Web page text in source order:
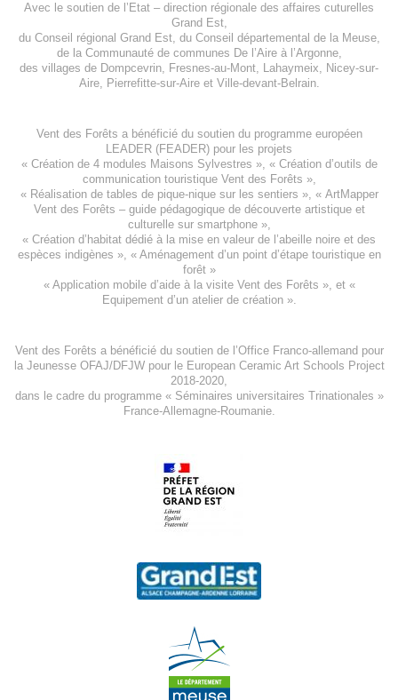
Avec le soutien de l’ Etat – direction régionale des affaires cuturelles
Grand Est,
du Conseil régional Grand Est, du Conseil départemental de la Meuse,
de la Communauté de communes De l’Aire à l’Argonne,
des villages de Dompcevrin, Fresnes-au-Mont, Lahaymeix, Nicey-sur-
Aire, Pierrefitte-sur-Aireet Ville-devant-Belrain.
Vent des Forêts a bénéficié du soutien du programme européen
LEADER (FEADER) pour les projets
« Création de 4 modules Maisons Sylvestres », « Création d’outils de
communication touristique Vent des Forêts »,
« Réalisation de tables de pique-nique sur les sentiers », « ArtMapper
Vent des Forêts – guide pédagogique de découverte artistique et
culturelle sur smartphone »,
« Création d’habitat dédié à la mise en valeur de l’abeille noire et des
espèces indigènes », « Aménagement d’un point d’étape touristique en
forêt»
« Application mobile d’aide à la visite Vent des Forêts », et «
Equipement d’un atelier de création».
Vent des Forêts a bénéficié du soutien de l’Office Franco-allemand pour
la Jeunesse OFAJ/DFJWpour leEuropean Ceramic Art Schools Project
2018-2020,
dans le cadre du programme « Séminaires universitaires Trinationales »
France-Allemagne-Roumanie.